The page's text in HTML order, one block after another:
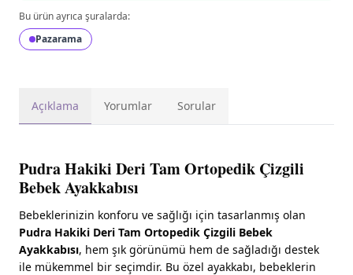
Bu ürün ayrıca şuralarda:
Pazarama
Açıklama Yorumlar Sorular
Pudra Hakiki Deri Tam Ortopedik Çizgili
Bebek Ayakkabısı
Bebeklerinizin konforu ve sağlığı için tasarlanmış olan
Pudra Hakiki Deri Tam Ortopedik Çizgili Bebek
Ayakkabısı, hem şık görünümü hem de sağladığı destek
ile mükemmel bir seçimdir. Bu özel ayakkabı, bebeklerin